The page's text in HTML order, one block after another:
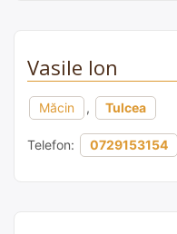
Vasile Ion
Măcin , Tulcea
Telefon: 0729153154